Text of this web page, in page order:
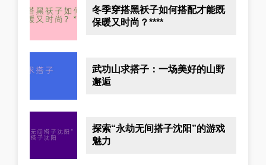
冬季穿搭黑袄子如何搭配才能既
保暖又时尚？****
武功山求搭子：一场美好的山野
邂逅
探索“永劫无间搭子沈阳”的游戏
魅力